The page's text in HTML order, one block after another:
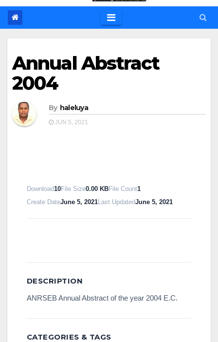
Annual Abstract
2004
By haleluya
JUN 5, 2021
Download 10File Size0.00 KBFile Count1
Create DateJune 5, 2021 Last UpdatedJune 5, 2021
DESCRIPTION
ANRSEB Annual Abstract of the year 2004 E.C.
CATEGORIES & TAGS